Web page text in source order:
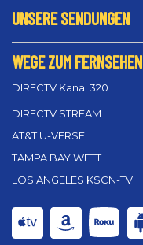
UNSERE SENDUNGEN
WEGE ZUM FERNSEHEN
DIRECTV Kanal 320
DIRECTV STREAM
AT&T U-VERSE
TAMPA BAY WFTT
LOS ANGELES KSCN-TV